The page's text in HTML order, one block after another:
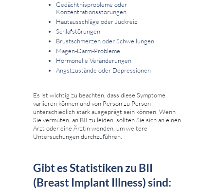
Gedächtnisprobleme oder
Konzentrationsstörungen
Hautausschläge oder Juckreiz
Schlafstörungen
Brustschmerzen oder Schwellungen
Magen-Darm-Probleme
Hormonelle Veränderungen
Angstzustände oder Depressionen
Es ist wichtig zu beachten, dass diese Symptome
variieren können und von Person zu Person
unterschiedlich stark ausgeprägt sein können. Wenn
Sie vermuten, an BII zu leiden, sollten Sie sich an einen
Arzt oder eine Ärztin wenden, um weitere
Untersuchungen durchzuführen.
Gibt es Statistiken zu BII
(Breast Implant Illness) sind: